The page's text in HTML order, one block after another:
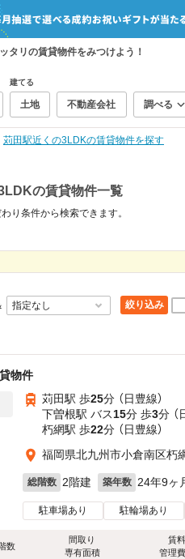
タリの賃貸物件をみつけよう！
建てる
土地 不動産会社 調べる
苅田駅近くの3LDKの賃貸物件を探す
の賃貸物件一覧
り条件から検索できます。
絞り込み
物件
苅田駅 歩25分 （日豊線）
下曽根駅 バス15分 歩3分 （
朽網駅 歩22分 （日豊線）
福岡県北九州市小倉南区朽
総階数 2階建 築年数 24年9ヶ
駐車場あり 駐輪場あり
数
間取り
専有面積
賃料
管理